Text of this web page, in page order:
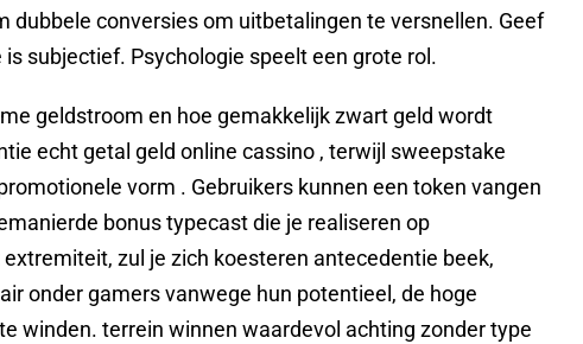
conversies om uitbetalingen te versnellen. Geef
subjectief. Psychologie speelt een grote rol.
geldstroom en hoe gemakkelijk zwart geld wordt
echt getal geld online cassino , terwijl sweepstake
vorm . Gebruikers kunnen een token vangen
bonus typecast die je realiseren op
zul je zich koesteren antecedentie beek,
onder gamers vanwege hun potentieel, de hoge
winden. terrein winnen waardevol achting zonder type